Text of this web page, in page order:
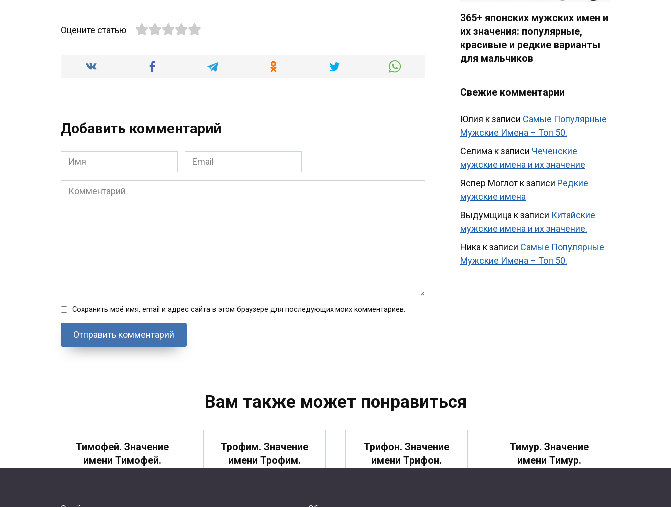
Оцените статью
Добавить комментарий
Имя
*
Email
*
Комментарий
Сохранить моё имя, email и адрес сайта в этом браузере для последующих моих комментариев.
365+ японских мужских имен и
их значения: популярные,
красивые и редкие варианты
для мальчиков
Свежие комментарии
Юлия к записи Самые Популярные
Мужские Имена – Топ 50.
Селима к записи Чеченские
мужские имена и их значение
Яспер Моглот к записи Редкие
мужские имена
Выдумщица к записи Китайские
мужские имена и их значение.
Ника к записи Самые Популярные
Мужские Имена – Топ 50.
Вам также может понравиться
Тимофей. Значение
имени Тимофей.
Трофим. Значение
имени Трофим.
Трифон. Значение
имени Трифон.
Тимур. Значение
имени Тимур.